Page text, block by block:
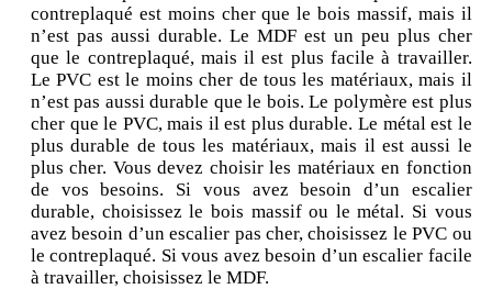
contreplaqué est moins cher que le bois massif, mais il
n’est pas aussi durable. Le MDF est un peu plus cher
que le contreplaqué, mais il est plus facile à travailler.
Le PVC est le moins cher de tous les matériaux, mais il
n’est pas aussi durable que le bois. Le polymère est plus
cher que le PVC, mais il est plus durable. Le métal est le
plus durable de tous les matériaux, mais il est aussi le
plus cher. Vous devez choisir les matériaux en fonction
de vos besoins. Si vous avez besoin d’un escalier
durable, choisissez le bois massif ou le métal. Si vous
avez besoin d’un escalier pas cher, choisissez le PVC ou
le contreplaqué. Si vous avez besoin d’un escalier facile
à travailler, choisissez le MDF.